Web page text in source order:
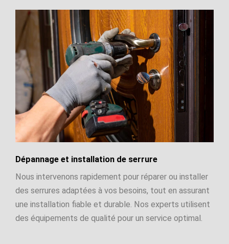
Dépannage et installation de serrure
Nous intervenons rapidement pour réparer ou installer
des serrures adaptées à vos besoins, tout en assurant
une installation fiable et durable. Nos experts utilisent
des équipements de qualité pour un service optimal.